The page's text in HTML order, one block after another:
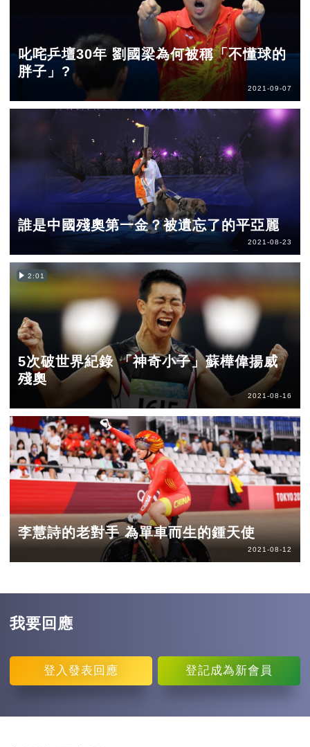
叱咤乒壇30年 劉國梁為何被稱「不懂球的
胖子」?
2021-09-07
誰是中國殘奧第一金？被遺忘了的平亞麗
2021-08-23
2:01
5次破世界紀錄 「神奇小子」蘇樺偉揚威
殘奧
2021-08-16
李慧詩的老對手 為單車而生的鍾天使
2021-08-12
我要回應
登入 發表回應 登記成為新會員